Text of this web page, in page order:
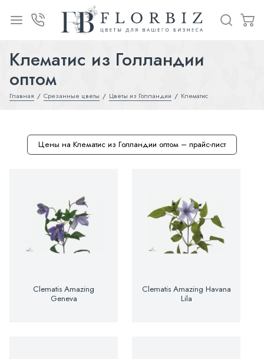
Клематис из Голландии
оптом
Главная Срезанные цветы Цветы из Голландии Клематис
Цены на Клематис из Голландии оптом – прайс-лист
Clematis Amazing
Geneva
Clematis Amazing Havana
Lila